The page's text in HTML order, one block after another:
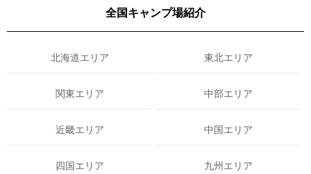
全国キャンプ場紹介
北海道エリア 東北エリア
関東エリア 中部エリア
近畿エリア 中国エリア
四国エリア 九州エリア